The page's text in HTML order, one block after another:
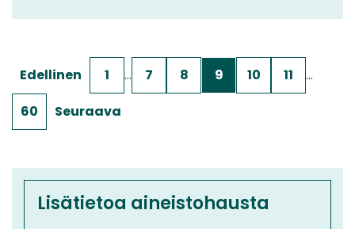
Edellinen 1 … 7 8 9 10 11
…
60
Seuraava
Lisätietoa aineistohausta